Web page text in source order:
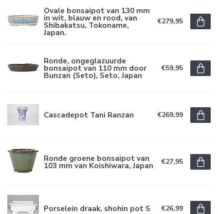
Ovale bonsaipot van 130 mm
in wit, blauw en rood, van
Shibakatsu, Tokoname,
Japan.
€279,95
Ronde, ongeglazuurde
bonsaipot van 110 mm door
Bunzan (Seto), Seto, Japan
€59,95
Cascadepot Tani Ranzan €269,99
Ronde groene bonsaipot van
103 mm van Koishiwara, Japan €27,95
Porselein draak, shohin pot S €26,99